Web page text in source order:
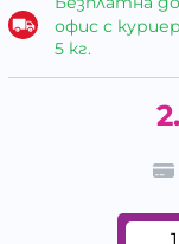
офис с
5 кг.